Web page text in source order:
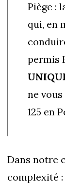
Piège :
qui, en
permis
ne
125 en
Dans notre
complexité